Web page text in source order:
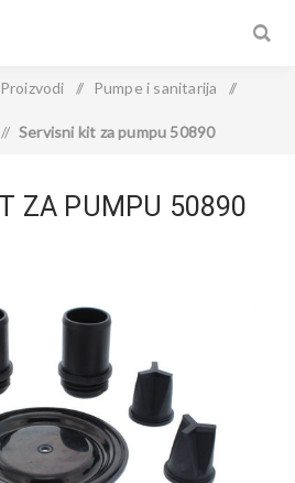
Proizvodi / Pumpe i sanitarija /
/ Servisni kit za pumpu 50890
ZA PUMPU 50890